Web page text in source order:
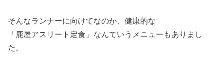
そんなランナーに向けてなのか、健康的な
「鹿屋アスリート定食」なんていうメニューもありまし
た。